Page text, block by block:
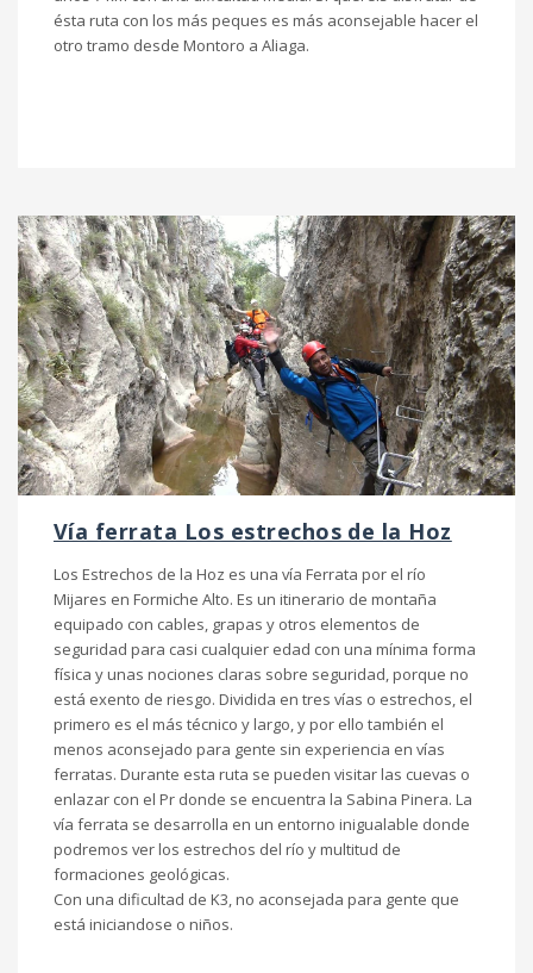
ésta ruta con los más peques es más aconsejable hacer el
otro tramo desde Montoro a Aliaga.
Vía ferrata Los estrechos de la Hoz
Los Estrechos de la Hoz es una vía Ferrata por el río
Mijares en Formiche Alto. Es un itinerario de montaña
equipado con cables, grapas y otros elementos de
seguridad para casi cualquier edad con una mínima forma
física y unas nociones claras sobre seguridad, porque no
está exento de riesgo. Dividida en tres vías o estrechos, el
primero es el más técnico y largo, y por ello también el
menos aconsejado para gente sin experiencia en vías
ferratas. Durante esta ruta se pueden visitar las cuevas o
enlazar con el Pr donde se encuentra la Sabina Pinera. La
vía ferrata se desarrolla en un entorno inigualable donde
podremos ver los estrechos del río y multitud de
formaciones geológicas.
Con una dificultad de K3, no aconsejada para gente que
está iniciandose o niños.